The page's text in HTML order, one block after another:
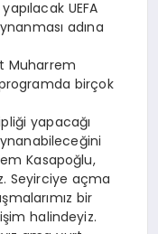
UEFA
adına
Muharrem
programda birçok
yapacağı
Kasapoğlu,
Seyirciye açma
bir
halindeyiz.